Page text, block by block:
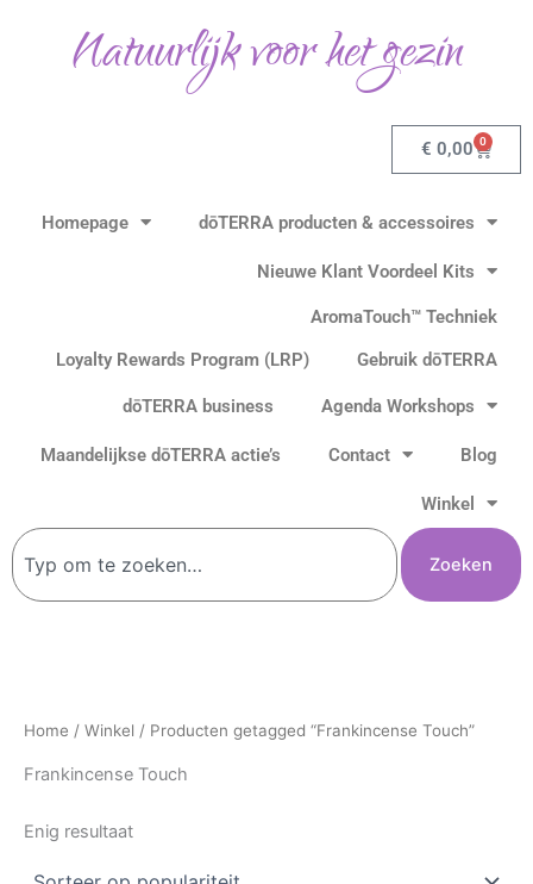
Natuurlijk voor het gezin
€ 0,00 0
Homepage dōTERRA producten & accessoires
Nieuwe Klant Voordeel Kits
AromaTouch™ Techniek
Loyalty Rewards Program (LRP)
Gebruik dōTERRA
dōTERRA business Agenda Workshops
Maandelijkse dōTERRA actie’s Contact Blog
Winkel
Zoeken
Zoeken
Home / Winkel / Producten getagged “Frankincense Touch”
Frankincense Touch
Enig resultaat